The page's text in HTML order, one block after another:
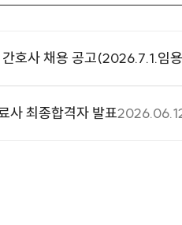
호사 채용 공고(2026.7.1.임
사 최종합격자 발표